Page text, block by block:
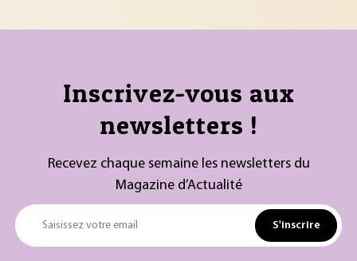
Inscrivez-vous aux
newsletters !
Recevez chaque semaine les newsletters du
Magazine d’Actualité
Saisissez votre email S'inscrire